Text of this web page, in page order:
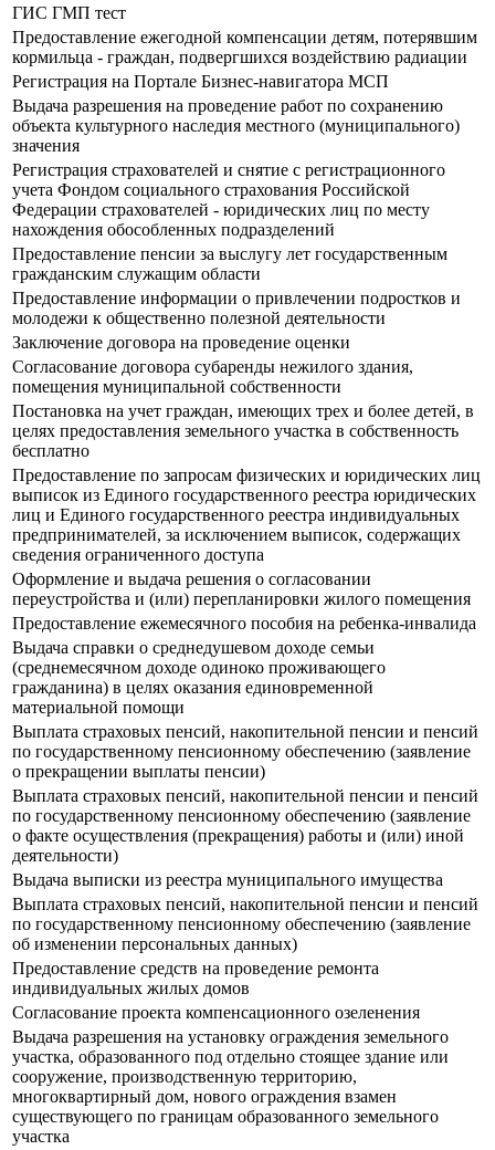
ГИС ГМП тест
Предоставление ежегодной компенсации детям, потерявшим
кормильца - граждан, подвергшихся воздействию радиации
Регистрация на Портале Бизнес-навигатора МСП
Выдача разрешения на проведение работ по сохранению
объекта культурного наследия местного (муниципального)
значения
Регистрация страхователей и снятие с регистрационного
учета Фондом социального страхования Российской
Федерации страхователей - юридических лиц по месту
нахождения обособленных подразделений
Предоставление пенсии за выслугу лет государственным
гражданским служащим области
Предоставление информации о привлечении подростков и
молодежи к общественно полезной деятельности
Заключение договора на проведение оценки
Согласование договора субаренды нежилого здания,
помещения муниципальной собственности
Постановка на учет граждан, имеющих трех и более детей, в
целях предоставления земельного участка в собственность
бесплатно
Предоставление по запросам физических и юридических лиц
выписок из Единого государственного реестра юридических
лиц и Единого государственного реестра индивидуальных
предпринимателей, за исключением выписок, содержащих
сведения ограниченного доступа
Оформление и выдача решения о согласовании
переустройства и (или) перепланировки жилого помещения
Предоставление ежемесячного пособия на ребенка-инвалида
Выдача справки о среднедушевом доходе семьи
(среднемесячном доходе одиноко проживающего
гражданина) в целях оказания единовременной
материальной помощи
Выплата страховых пенсий, накопительной пенсии и пенсий
по государственному пенсионному обеспечению (заявление
о прекращении выплаты пенсии)
Выплата страховых пенсий, накопительной пенсии и пенсий
по государственному пенсионному обеспечению (заявление
о факте осуществления (прекращения) работы и (или) иной
деятельности)
Выдача выписки из реестра муниципального имущества
Выплата страховых пенсий, накопительной пенсии и пенсий
по государственному пенсионному обеспечению (заявление
об изменении персональных данных)
Предоставление средств на проведение ремонта
индивидуальных жилых домов
Согласование проекта компенсационного озеленения
Выдача разрешения на установку ограждения земельного
участка, образованного под отдельно стоящее здание или
сооружение, производственную территорию,
многоквартирный дом, нового ограждения взамен
существующего по границам образованного земельного
участка